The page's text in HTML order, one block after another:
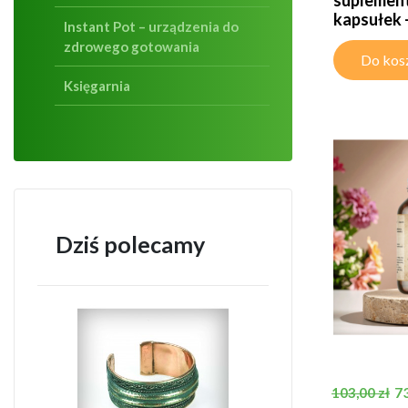
Instant Pot – urządzenia do
zdrowego gotowania
Księgarnia
Dziś polecamy
kapsułek
Do
Cena
103,00 zł